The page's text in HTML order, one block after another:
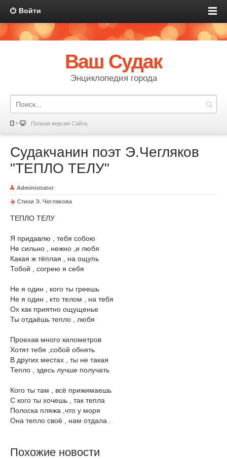
Войти
Ваш Судак
Энциклопедия города
Полная версия Сайта
Судакчанин поэт Э.Чегляков
"ТЕПЛО ТЕЛУ"
Administrator
Стихи Э. Чеглякова
ТЕПЛО ТЕЛУ
Я придавлю , тебя собою
Не сильно , нежно ,и любя
Какая ж тёплая , на ощупь
Тобой , согрею я себя
Не я один , кого ты греешь
Не я один , кто телом , на тебя
Ох как приятно ощущенье
Ты отдаёшь тепло , любя
Проехав много километров
Хотят тебя ,собой обнять
В других местах , ты не такая
Тепло , здесь лучше получать
Кого ты там , всё прижимаешь
С кого ты хочешь , так тепла
Полоска пляжа ,что у моря
Она тепло своё , нам отдала .
Похожие новости